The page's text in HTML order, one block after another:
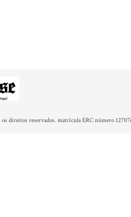
direitos reservados. matrícula ERC número